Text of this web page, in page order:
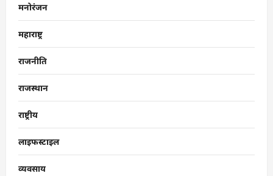
मनोरंजन
महाराष्ट्र
राजनीति
राजस्थान
राष्ट्रीय
लाइफस्टाइल
व्यवसाय